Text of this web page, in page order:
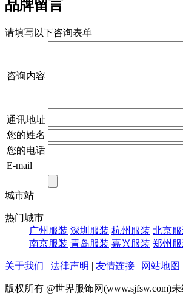
品牌留言
请填写以下咨询表单
咨询内容
通讯地址
您的姓名
您的电话
E-mail
城市站
热门城市
广州服装 深圳服装 杭州服装 北京
南京服装 青岛服装 嘉兴服装 郑州
关于我们 | 法律声明 | 友情连接 | 网站地图
版权所有 @世界服饰网(www.sjfsw.com)